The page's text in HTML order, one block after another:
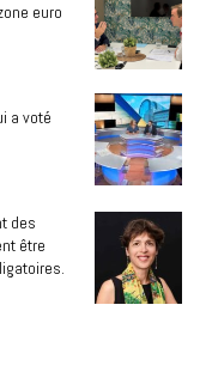
euro
a voté
des
être